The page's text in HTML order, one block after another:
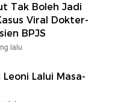
Tak Boleh Jadi
Viral Dokter-
BPJS
lalu
Lalui Masa-